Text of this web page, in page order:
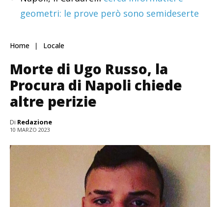
geometri: le prove però sono semideserte
Home Locale
Morte di Ugo Russo, la
Procura di Napoli chiede
altre perizie
Di Redazione
10 MARZO 2023